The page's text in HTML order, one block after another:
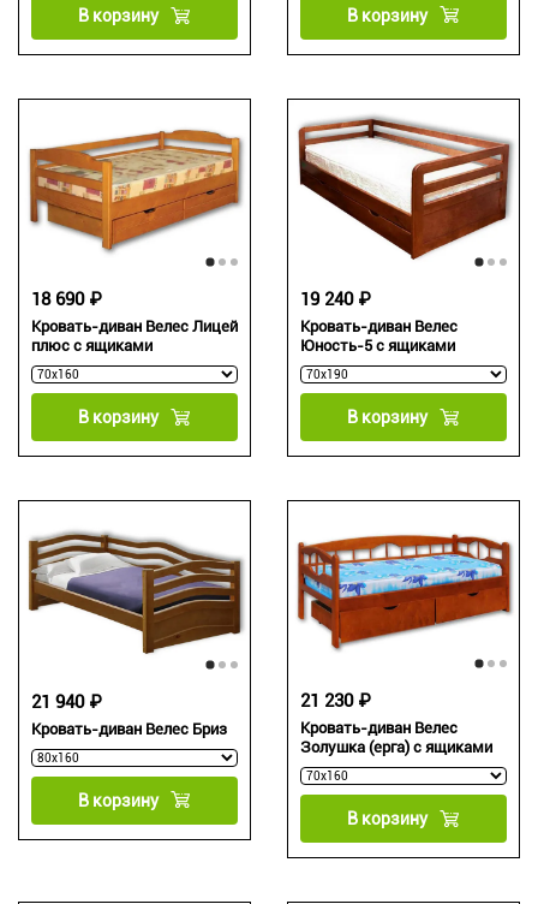
В корзину В корзину
Кровать-диван Велес Лицей
плюс с ящиками
18 690 ₽
В корзину
Кровать-диван Велес
Юность-5 с ящиками
19 240 ₽
В корзину
Кровать-диван Велес Бриз
21 940 ₽
В корзину
Кровать-диван Велес
Золушка (ерга) с ящиками
21 230 ₽
В корзину